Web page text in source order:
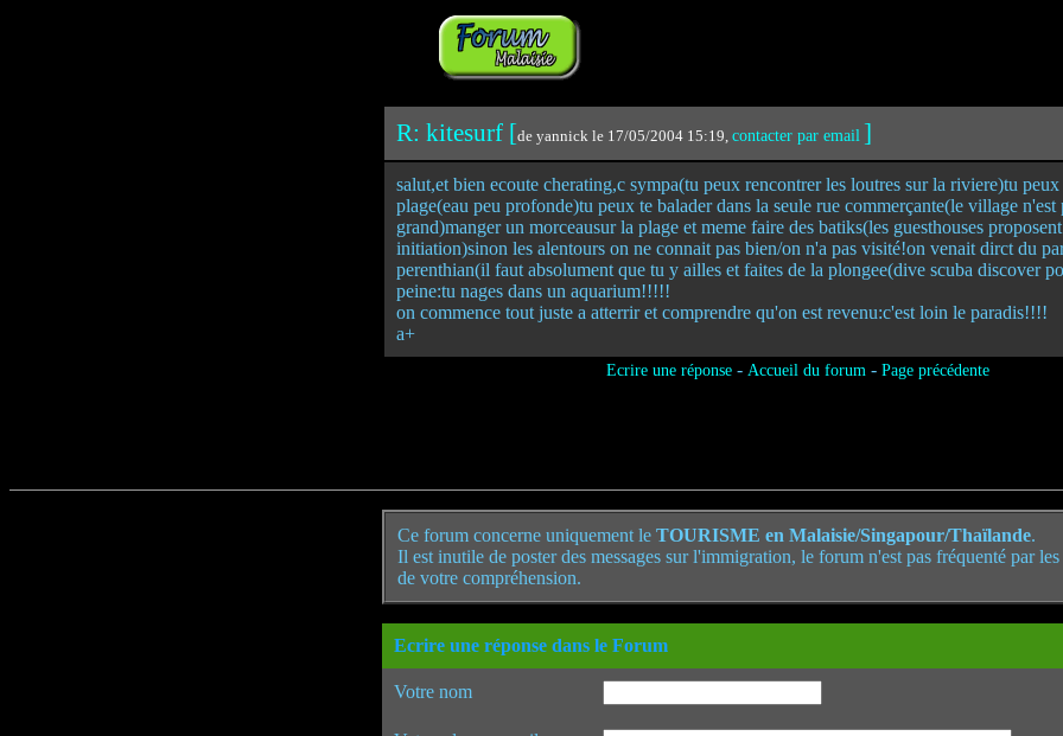
R: kitesurf [de yannick le 17/05/2004 15:19, contacter par email ]
salut,et bien ecoute cherating,c sympa(tu peux rencontrer les loutres sur la riviere)tu
plage(eau peu profonde)tu peux te balader dans la seule rue commerçante(le village n'est
grand)manger un morceausur la plage et meme faire des batiks(les guesthouses
initiation)sinon les alentours on ne connait pas bien/on n'a pas visité!on venait dirct du
perenthian(il faut absolument que tu y ailles et faites de la plongee(dive scuba discover
peine:tu nages dans un aquarium!!!!!
on commence tout juste a atterrir et comprendre qu'on est revenu:c'est loin le paradis!!!!
a+
Ecrire une réponse- Accueil du forum - Page précédente
Ce forum concerne uniquement le TOURISME en Malaisie/Singapour/Thaïlande.
Il est inutile de poster des messages sur l'immigration, le forum n'est pas fréquenté par
de votre compréhension.
Ecrire une réponse dans le Forum
Votre nom